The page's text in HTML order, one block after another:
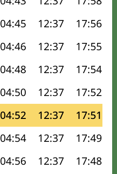
04:45 12:37 17:56
04:46 12:37 17:55
04:48 12:37 17:54
04:50 12:37 17:52
04:52 12:37 17:51
04:54 12:37 17:49
04:56 12:37 17:48